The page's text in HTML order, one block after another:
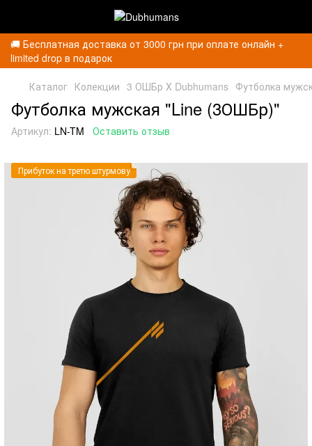
🚚 Бесплатная доставка от 3000 грн при оплате онлайн +
limited drop в подарок
Каталог Колекции 3 ОШБр Х Dubhumans Футболка
Футболка мужская "Line (3ОШБр)"
Артикул: LN-TM Оставить отзыв
Прибуток на третю штурмову